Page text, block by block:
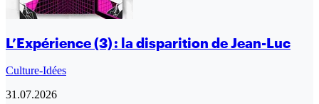
L’Expérience (3) : la disparition de Jean-Luc
Culture-Idées
31.07.2026